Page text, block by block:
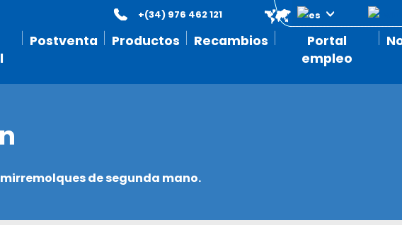
Postventa Productos Recambios
Portal
empleo
+(34) 976 462 121
de segunda mano.